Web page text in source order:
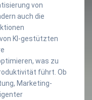
von
auch die
KI-gestützten
was zu
führt. Ob
Marketing-